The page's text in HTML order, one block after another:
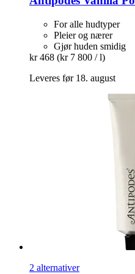
For alle hudtyper
Pleier og nærer
Gjør huden smidig
kr 468 (kr 7 800 / l)
Leveres før 18. august
2 alternativer